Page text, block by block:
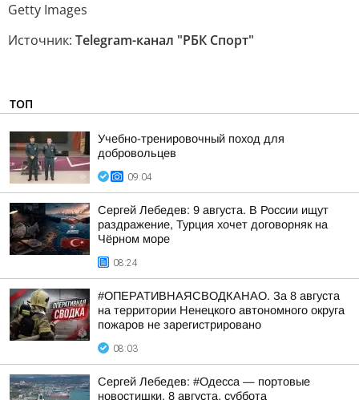
Getty Images
Источник: Telegram-канал "РБК Спорт"
ТОП
Учебно-тренировочный поход для
добровольцев
09:04
Сергей Лебедев: 9 августа. В России ищут
раздражение, Турция хочет договорняк на
Чёрном море
08:24
#ОПЕРАТИВНАЯСВОДКАНАО. За 8 августа
на территории Ненецкого автономного округа
пожаров не зарегистрировано
08:03
Сергей Лебедев: #Одесса — портовые
новостишки, 8 августа, суббота